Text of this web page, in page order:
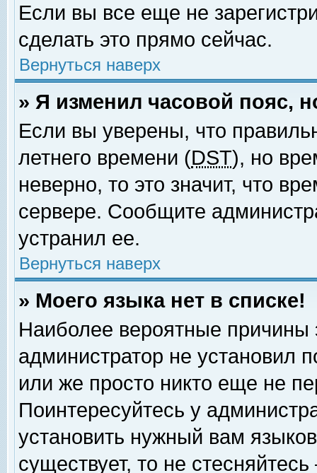
Если вы все еще не
сделать это прямо сейчас.
Вернуться наверх
» Я изменил часовой пояс,
Если вы уверены, что
летнего времени (DST), но
неверно, то это значит, что
сервере. Сообщите
устранил ее.
Вернуться наверх
» Моего языка нет в списке!
Наиболее вероятные причины
администратор не установил
или же просто никто еще не
Поинтересуйтесь у
установить нужный вам
существует, то не